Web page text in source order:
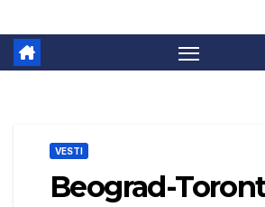
VESTI
Beograd-